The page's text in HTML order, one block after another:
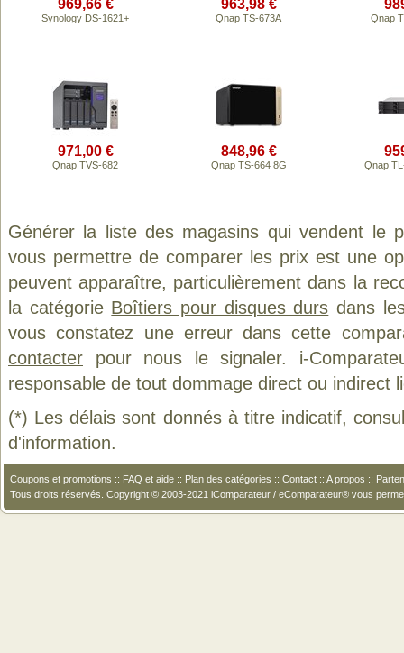
969,66 €
Synology DS-1621+
963,98 €
Qnap TS-673A Qnap
971,00 €
Qnap TVS-682
848,96 €
Qnap TS-664 8G Qnap
Générer la liste des magasins qui vendent le
vous permettre de comparer les prix est une
peuvent apparaître, particulièrement dans la
la catégorie Boîtiers pour disques durs dans
vous constatez une erreur dans cette
contacter pour nous le signaler. i-
responsable de tout dommage direct ou indirect
(*) Les délais sont donnés à titre indicatif,
d'information.
Coupons et promotions :: FAQ et aide :: Plan des catégories :: Contact :: A propos ::
Tous droits réservés. Copyright © 2003-2021 iComparateur / eComparateur® vous